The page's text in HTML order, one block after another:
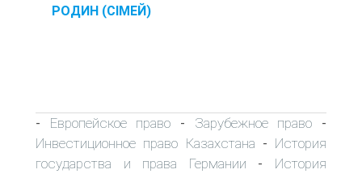
РОДИН (СІМЕЙ)
- Европейское право - Зарубежное право -
Инвестиционное право Казахстана - История
государства и права Германии - История